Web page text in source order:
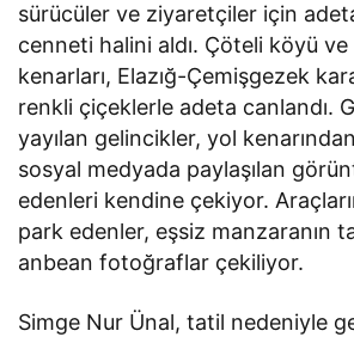
sürücüler ve ziyaretçiler için
cenneti halini aldı. Çöteli köyü
kenarları, Elazığ-Çemişgezek
renkli çiçeklerle adeta canlandı.
yayılan gelincikler, yol
sosyal medyada paylaşılan
edenleri kendine çekiyor.
park edenler, eşsiz manzaranın
anbean fotoğraflar çekiliyor.
Simge Nur Ünal, tatil nedeniyle